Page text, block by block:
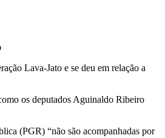
Lava-Jato e se deu em relação a
os deputados Aguinaldo Ribeiro
(PGR) “não são acompanhadas por